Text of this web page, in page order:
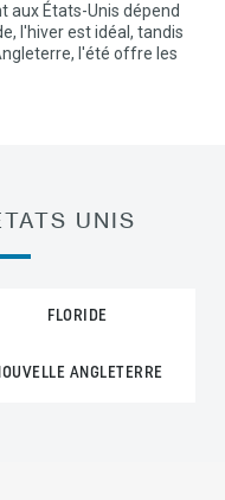
aux États-Unis dépend
l'hiver est idéal, tandis
l'été offre les
UNIS
FLORIDE
ANGLETERRE